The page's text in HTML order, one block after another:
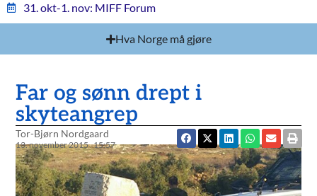
31. okt-1. nov: MIFF Forum
Hva Norge må gjøre
Far og sønn drept i
skyteangrep
Tor-Bjørn Nordgaard
13. november 2015 15:57